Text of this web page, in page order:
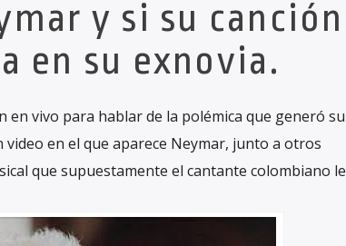
y si su canción
en su exnovia.
vivo para hablar de la polémica que generó su
en el que aparece Neymar, junto a otros
que supuestamente el cantante colombiano le